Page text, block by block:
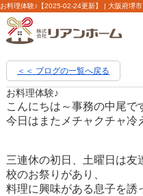
＜＜ ブログの一覧へ戻る
お料理体験♪
こんにちは～事務の中尾で
今日はまたメチャクチャ冷
三連休の初日、土曜日は友
校のお祭りがあり、
料理に興味がある息子を誘